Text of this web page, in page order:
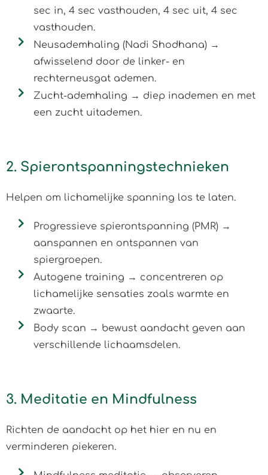
sec in, 4 sec vasthouden, 4 sec uit, 4 sec
vasthouden.
Neusademhaling (Nadi Shodhana) →
afwisselend door de linker- en
rechterneusgat ademen.
Zucht-ademhaling → diep inademen en met
een zucht uitademen.
2. Spierontspanningstechnieken
Helpen om lichamelijke spanning los te laten.
Progressieve spierontspanning (PMR) →
aanspannen en ontspannen van
spiergroepen.
Autogene training → concentreren op
lichamelijke sensaties zoals warmte en
zwaarte.
Body scan → bewust aandacht geven aan
verschillende lichaamsdelen.
3. Meditatie en Mindfulness
Richten de aandacht op het hier en nu en
verminderen piekeren.